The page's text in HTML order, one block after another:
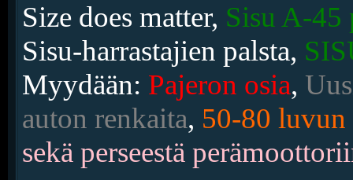
Size does matter, Sisu A-45
Sisu-harrastajien palsta,
Myydään: Pajeron osia,
auton renkaita, 50-80 luvun
sekä perseestä